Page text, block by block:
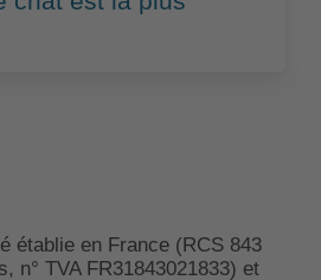
établie en France (RCS 843
n° TVA FR31843021833) et